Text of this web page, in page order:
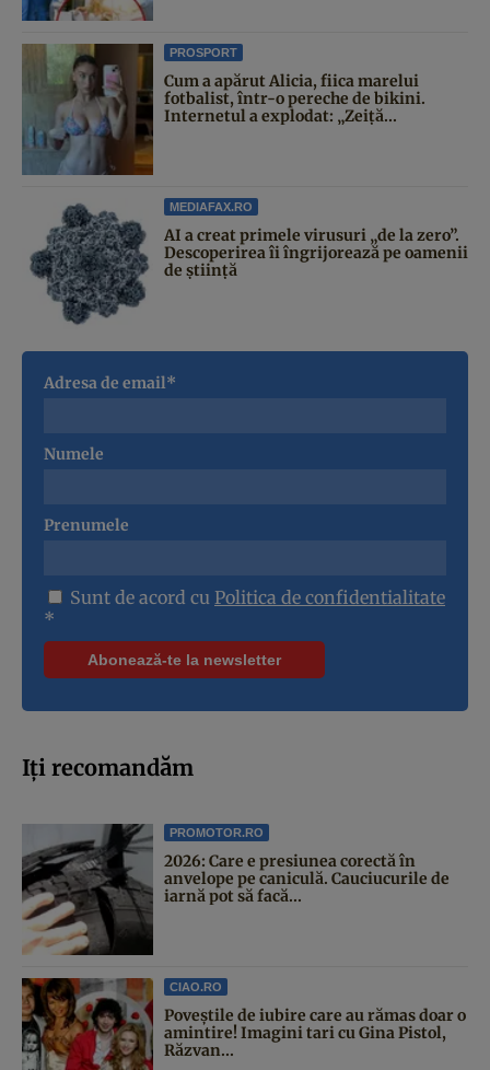
PROSPORT
Cum a apărut Alicia, fiica marelui
fotbalist, într-o pereche de bikini.
Internetul a explodat: „Zeiță...
MEDIAFAX.RO
AI a creat primele virusuri „de la zero”.
Descoperirea îi îngrijorează pe oamenii
de știință
Adresa de email*
Numele
Prenumele
Sunt de acord cu Politica de confidentialitate
*
Iți recomandăm
PROMOTOR.RO
2026: Care e presiunea corectă în
anvelope pe caniculă. Cauciucurile de
iarnă pot să facă...
CIAO.RO
Poveştile de iubire care au rămas doar o
amintire! Imagini tari cu Gina Pistol,
Răzvan...